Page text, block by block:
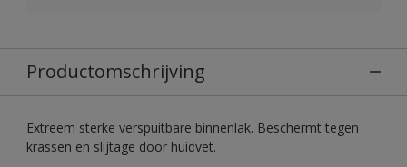
Productomschrijving
Extreem sterke verspuitbare binnenlak. Beschermt tegen
krassen en slijtage door huidvet.